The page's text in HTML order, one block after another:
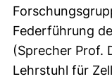
Federführung
(Sprecher Prof.
Lehrstuhl für